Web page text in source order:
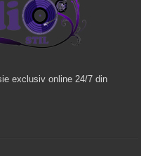
exclusiv online 24/7 din